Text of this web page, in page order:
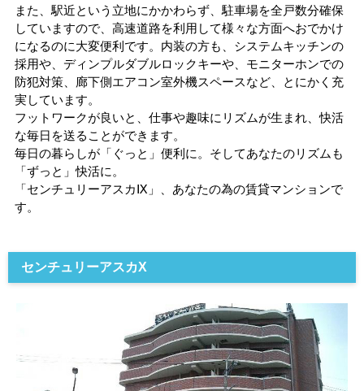
また、駅近という立地にかかわらず、駐車場を全戸数分確保
していますので、高速道路を利用して様々な方面へおでかけ
になるのに大変便利です。内装の方も、システムキッチンの
採用や、ディンプルダブルロックキーや、モニターホンでの
防犯対策、廊下側エアコン室外機スペースなど、とにかく充
実しています。
フットワークが良いと、仕事や趣味にリズムが生まれ、快活
な毎日を送ることができます。
毎日の暮らしが「ぐっと」便利に。そしてあなたのリズムも
「ずっと」快活に。
「センチュリーアスカⅨ」、あなたの為の賃貸マンションで
す。
センチュリーアスカX